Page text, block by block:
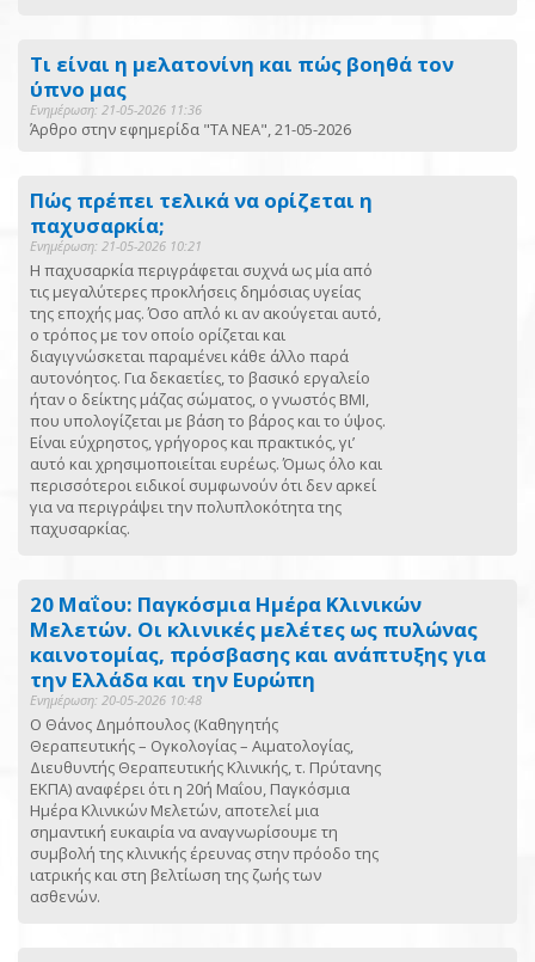
Τι είναι η μελατονίνη και πώς βοηθά τον
ύπνο μας
Ενημέρωση: 21-05-2026 11:36
Άρθρο στην εφημερίδα "ΤΑ ΝΕΑ", 21-05-2026
Πώς πρέπει τελικά να ορίζεται η
παχυσαρκία;
Ενημέρωση: 21-05-2026 10:21
Η παχυσαρκία περιγράφεται συχνά ως μία από
τις μεγαλύτερες προκλήσεις δημόσιας υγείας
της εποχής μας. Όσο απλό κι αν ακούγεται αυτό,
ο τρόπος με τον οποίο ορίζεται και
διαγιγνώσκεται παραμένει κάθε άλλο παρά
αυτονόητος. Για δεκαετίες, το βασικό εργαλείο
ήταν ο δείκτης μάζας σώματος, ο γνωστός BMI,
που υπολογίζεται με βάση το βάρος και το ύψος.
Είναι εύχρηστος, γρήγορος και πρακτικός, γι’
αυτό και χρησιμοποιείται ευρέως. Όμως όλο και
περισσότεροι ειδικοί συμφωνούν ότι δεν αρκεί
για να περιγράψει την πολυπλοκότητα της
παχυσαρκίας.
20 Μαΐου: Παγκόσμια Ημέρα Κλινικών
Μελετών. Οι κλινικές μελέτες ως πυλώνας
καινοτομίας, πρόσβασης και ανάπτυξης για
την Ελλάδα και την Ευρώπη
Ενημέρωση: 20-05-2026 10:48
Ο Θάνος Δημόπουλος (Καθηγητής
Θεραπευτικής – Ογκολογίας – Αιματολογίας,
Διευθυντής Θεραπευτικής Κλινικής, τ. Πρύτανης
ΕΚΠΑ) αναφέρει ότι η 20ή Μαΐου, Παγκόσμια
Ημέρα Κλινικών Μελετών, αποτελεί μια
σημαντική ευκαιρία να αναγνωρίσουμε τη
συμβολή της κλινικής έρευνας στην πρόοδο της
ιατρικής και στη βελτίωση της ζωής των
ασθενών.